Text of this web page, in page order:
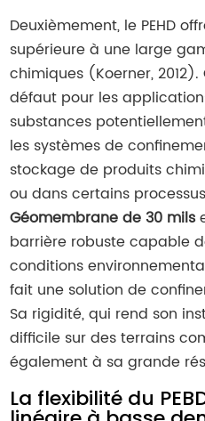
Deuxièmement, le PEHD
supérieure à une large
chimiques (Koerner,
défaut pour les
substances
les systèmes de
stockage de produits
ou dans certains
Géomembrane de 30 mils
barrière robuste capable
conditions
fait une solution de
Sa rigidité, qui rend son
difficile sur des terrains
également à sa grande
La flexibilité du